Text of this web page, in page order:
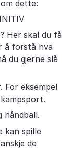
dette:
Her skal du få
å forstå hva
du gjerne slå
For eksempel
håndball.
kan spille
de